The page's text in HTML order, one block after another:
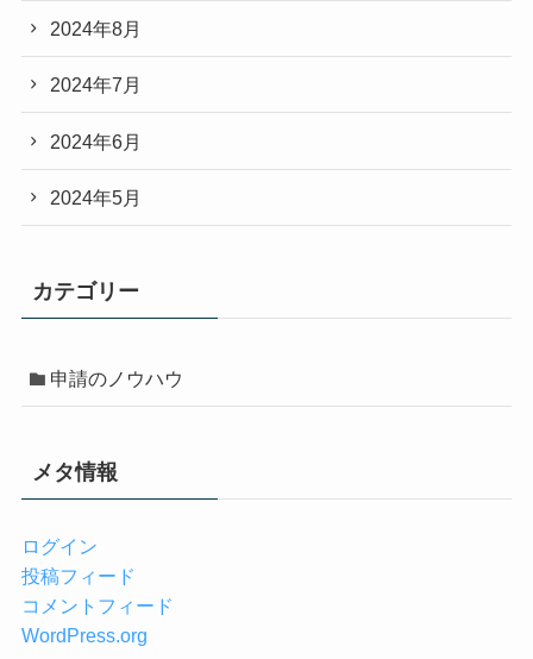
2024年8月
2024年7月
2024年6月
2024年5月
カテゴリー
申請のノウハウ
メタ情報
ログイン
投稿フィード
コメントフィード
WordPress.org